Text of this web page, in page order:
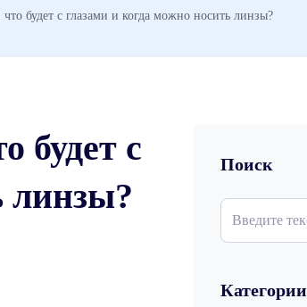
будет с глазами и когда можно носить линзы?
будет с
линзы?
Поиск
Категории